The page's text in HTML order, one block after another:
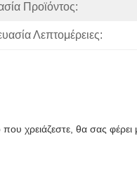
Προϊόντος:
Λεπτομέρειες:
χρειάζεστε, θα σας φέρει